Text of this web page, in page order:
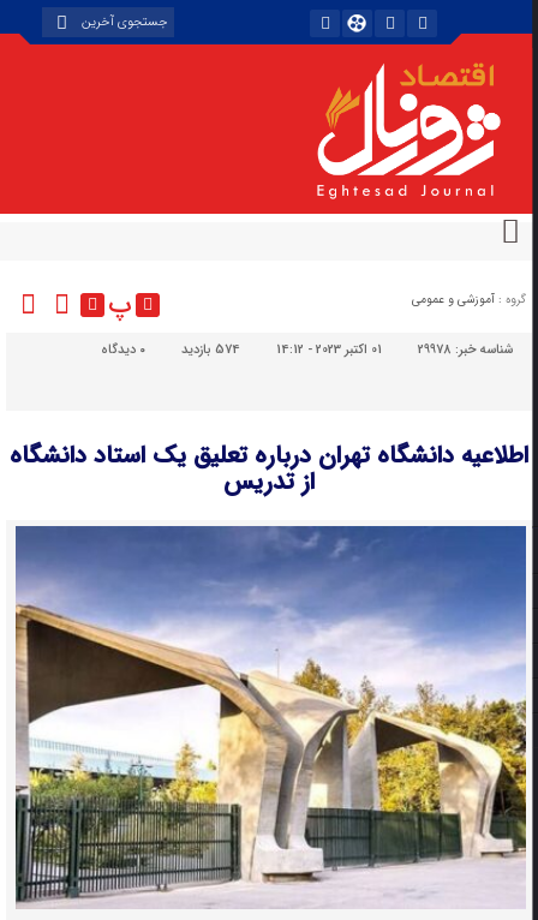
گروه : آموزشی و عمومی پ
شناسه خبر:29978 01 اکتبر 2023 - 14:12 574 بازدید دیدگاه
اطلاعیه دانشگاه تهران درباره تعلیق یک استاد دانشگاه
از تدریس